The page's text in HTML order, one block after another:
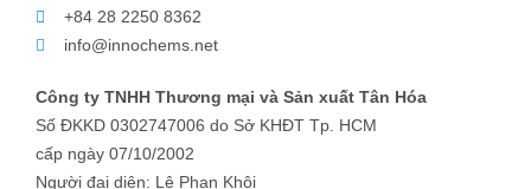
+84 28 2250 8362
info@innochems.net
Công ty TNHH Thương mại và Sản xuất Tân Hóa
Số ĐKKD 0302747006 do Sở KHĐT Tp. HCM
cấp ngày 07/10/2002
Người đại diện: Lê Phan Khôi